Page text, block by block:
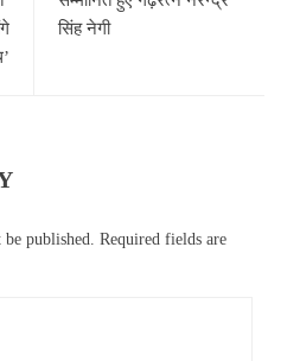
सिंह नेगी
published. Required fields are